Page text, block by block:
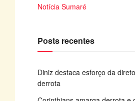
Notícia Sumaré
Posts recentes
Diniz destaca esforço da
derrota